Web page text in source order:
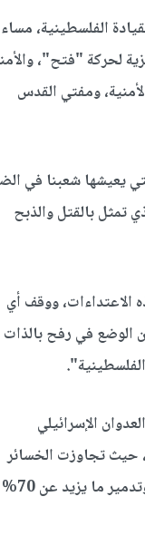
الفلسطينية، مساء
لحركة "فتح"،
ومفتي القدس
يعيشها شعبنا في
تمثل بالقتل والذبح
الاعتداءات، ووقف أي
الوضع في رفح بالذات
الإسرائيلي
حيث تجاوزت الخسائر
أكثر من مائة ألف شهيد وجريح من المدنيين معظمهم من الأطفال والنساء والشيوخ، وتدمير ما يزيد عن 70%